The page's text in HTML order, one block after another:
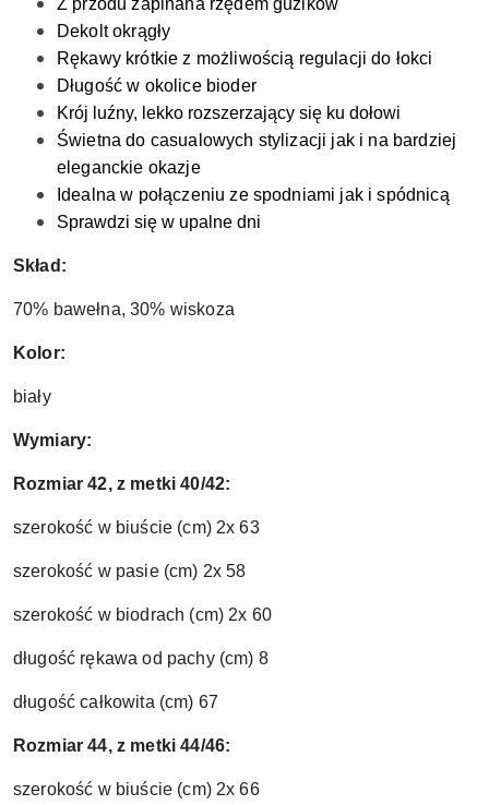
Z przodu zapinana rzędem guzików
Dekolt okrągły
Rękawy krótkie z możliwością regulacji do łokci
Długość w okolice bioder
Krój luźny, lekko rozszerzający się ku dołowi
Świetna do casualowych stylizacji jak i na bardziej
eleganckie okazje
Idealna w połączeniu ze spodniami jak i spódnicą
Sprawdzi się w upalne dni
Skład:
70% bawełna, 30% wiskoza
Kolor:
biały
Wymiary:
Rozmiar 42, z metki 40/42:
szerokość w biuście (cm) 2x 63
szerokość w pasie (cm) 2x 58
szerokość w biodrach (cm) 2x 60
długość rękawa od pachy (cm) 8
długość całkowita (cm) 67
Rozmiar 44, z metki 44/46:
szerokość w biuście (cm) 2x 66